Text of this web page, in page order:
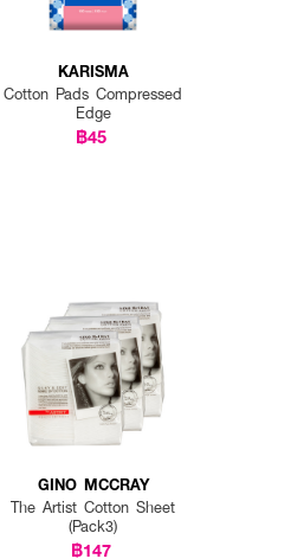
KARISMA
Cotton Pads Compressed
Edge
฿45
GINO MCCRAY
The Artist Cotton Sheet
(Pack3)
฿147